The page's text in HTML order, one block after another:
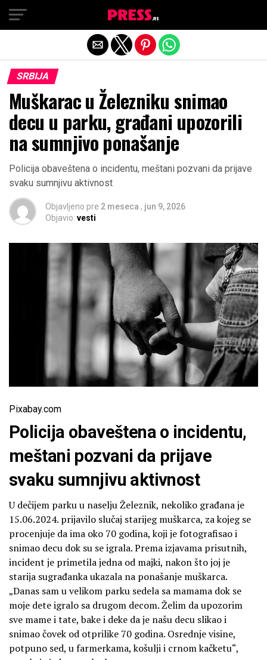
SRBIJA
Muškarac u Železniku snimao
decu u parku, građani upozorili
na sumnjivo ponašanje
Policija obaveštena o incidentu, meštani pozvani da prijave
svaku sumnjivu aktivnost
Objavljeno pre 2 meseca , jun 9, 2026
Objavio: vesti
Pixabay.com
Policija obaveštena o incidentu,
meštani pozvani da prijave
svaku sumnjivu aktivnost
U dečijem parku u naselju Železnik, nekoliko građana je
15.06.2024. prijavilo slučaj starijeg muškarca, za kojeg se
procenjuje da ima oko 70 godina, koji je fotografisao i
snimao decu dok su se igrala. Prema izjavama prisutnih,
incident je primetila jedna od majki, nakon što joj je
starija sugrađanka ukazala na ponašanje muškarca.
„Danas sam u velikom parku sedela sa mamama dok se
moje dete igralo sa drugom decom. Želim da upozorim
sve mame i tate, bake i deke da je našu decu slikao i
snimao čovek od otprilike 70 godina. Osrednje visine,
potpuno sed, u farmerkama, košulji i crnom kačketu“,
Exit mobile version